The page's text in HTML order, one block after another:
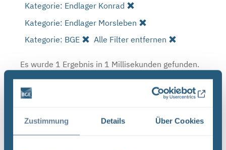
Zustimmung Details Über Cookies
Kategorie: Endlager Konrad
Kategorie: Endlager Morsleben
Kategorie: BGE
Alle Filter entfernen
Es wurde 1 Ergebnis in 1 Millisekunden gefunden.
Zeige Ergebnisse 1 bis 1 von 1.
Ergebnisse pro Seite:
1